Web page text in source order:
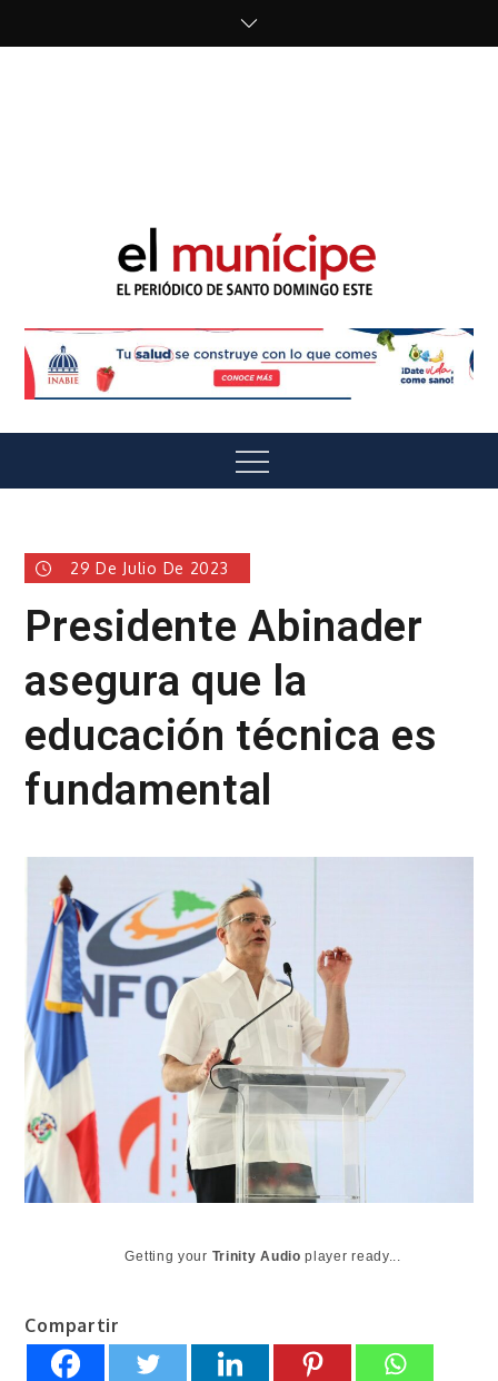
El Munícipe
Menu
29 De Julio De 2023
Presidente Abinader
asegura que la
educación técnica es
fundamental
Getting your Trinity Audio player ready...
Compartir